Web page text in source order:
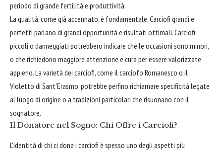
periodo di grande fertilità e produttività.
La qualità, come già accennato, è fondamentale. Carciofi grandi e
perfetti parlano di grandi opportunità e risultati ottimali. Carciofi
piccoli o danneggiati potrebbero indicare che le occasioni sono minori,
o che richiedono maggiore attenzione e cura per essere valorizzate
appieno. La varietà dei carciofi, come il carciofo Romanesco o il
Violetto di Sant'Erasmo, potrebbe perfino richiamare specificità legate
al luogo di origine o a tradizioni particolari che risuonano con il
sognatore.
Il Donatore nel Sogno: Chi Offre i Carciofi?
L'identità di chi ci dona i carciofi è spesso uno degli aspetti più